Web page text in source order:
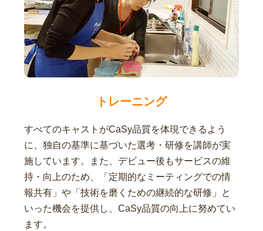
トレーニング
すべてのキャストがCaSy品質を体現できるよう
に、独自の基準に基づいた選考・研修を講師が実
施しています。また、デビュー後もサービスの維
持・向上のため、「定期的なミーティングでの情
報共有」や「技術を磨くための継続的な研修」と
いった機会を提供し、CaSy品質の向上に努めてい
ます。